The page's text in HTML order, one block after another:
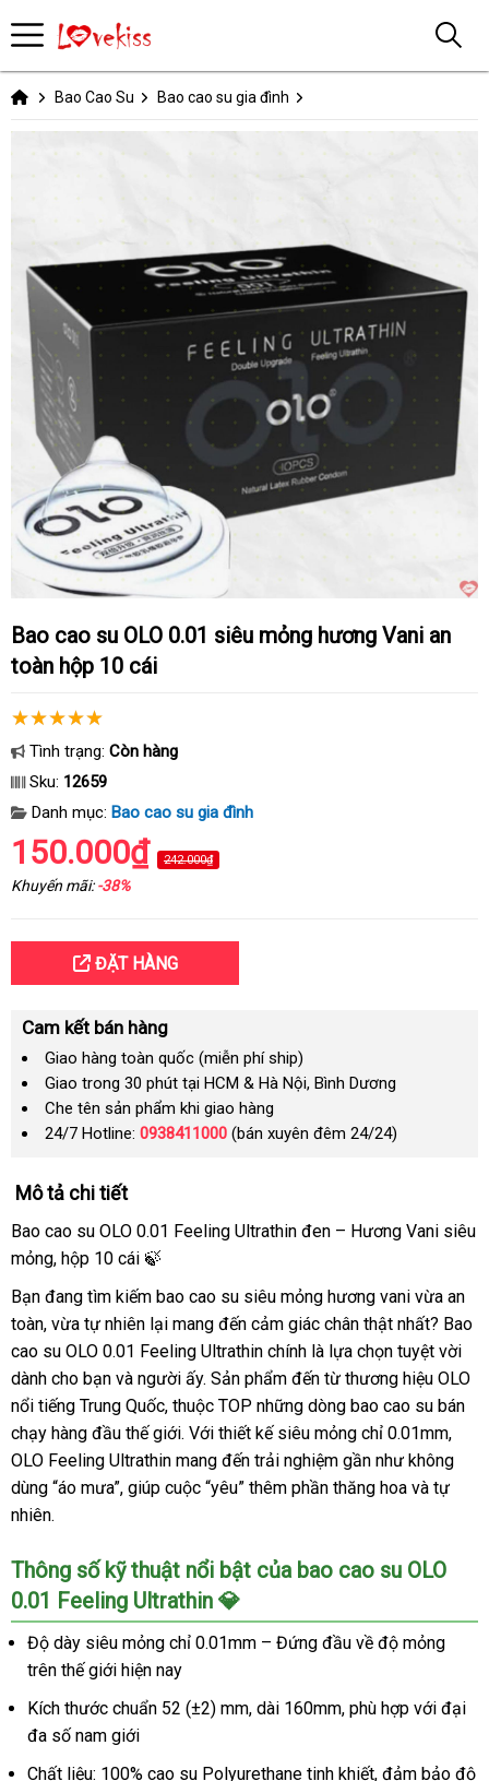
Bao Cao Su Bao cao su gia đình
Bao cao su OLO 0.01 siêu mỏng hương Vani an
toàn hộp 10 cái
Tình trạng: Còn hàng
Sku: 12659
Danh mục: Bao cao su gia đình
150.000₫ 242.000₫
Khuyến mãi:-38%
ĐẶT HÀNG
Cam kết bán hàng
Giao hàng toàn quốc (miễn phí ship)
Giao trong 30 phút tại HCM & Hà Nội, Bình Dương
Che tên sản phẩm khi giao hàng
24/7 Hotline: 0938411000 (bán xuyên đêm 24/24)
Mô tả chi tiết
Bao cao su OLO 0.01 Feeling Ultrathin đen – Hương Vani siêu
mỏng, hộp 10 cái 🍃
Bạn đang tìm kiếm bao cao su siêu mỏng hương vani vừa an
toàn, vừa tự nhiên lại mang đến cảm giác chân thật nhất? Bao
cao su OLO 0.01 Feeling Ultrathin chính là lựa chọn tuyệt vời
dành cho bạn và người ấy. Sản phẩm đến từ thương hiệu OLO
nổi tiếng Trung Quốc, thuộc TOP những dòng bao cao su bán
chạy hàng đầu thế giới. Với thiết kế siêu mỏng chỉ 0.01mm,
OLO Feeling Ultrathin mang đến trải nghiệm gần như không
dùng “áo mưa”, giúp cuộc “yêu” thêm phần thăng hoa và tự
nhiên.
Thông số kỹ thuật nổi bật của bao cao su OLO
0.01 Feeling Ultrathin 💎
Độ dày siêu mỏng chỉ 0.01mm – Đứng đầu về độ mỏng
trên thế giới hiện nay
Kích thước chuẩn 52 (±2) mm, dài 160mm, phù hợp với đại
đa số nam giới
Chất liệu: 100% cao su Polyurethane tinh khiết, đảm bảo độ